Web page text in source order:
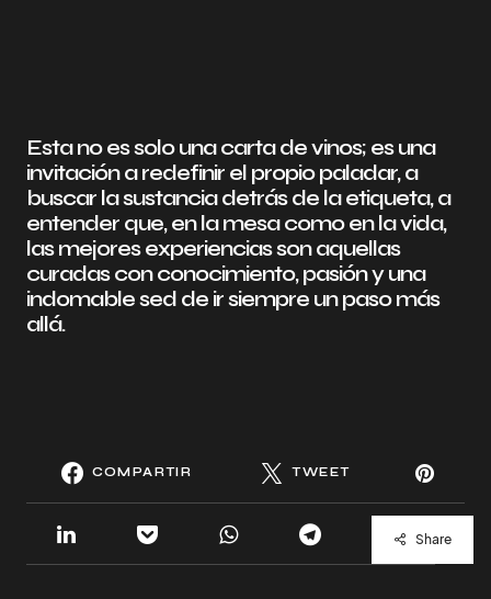
Esta no es solo una carta de vinos; es una
invitación a redefinir el propio paladar, a
buscar la sustancia detrás de la etiqueta, a
entender que, en la mesa como en la vida,
las mejores experiencias son aquellas
curadas con conocimiento, pasión y una
indomable sed de ir siempre un paso más
allá.
COMPARTIR TWEET
Share